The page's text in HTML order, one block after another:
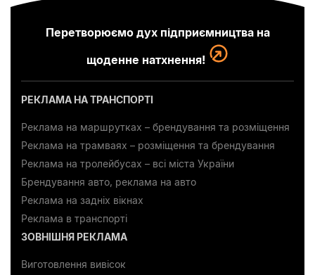
Перетворюємо дух підприємництва на
щоденне натхнення!
РЕКЛАМА НА ТРАНСПОРТІ
Реклама на маршрутках – брендування та розміщення
Реклама на трамваях – розміщення та брендування
Реклама на тролейбусах – всі міста України
Брендування авто, реклама на авто
Реклама на задніх вікнах
Реклама в транспорті
ЗОВНІШНЯ РЕКЛАМА
Виготовлення вивісок